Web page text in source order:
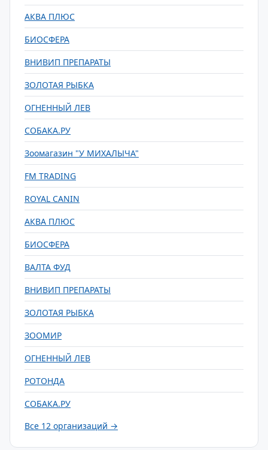
АКВА ПЛЮС
БИОСФЕРА
ВНИВИП ПРЕПАРАТЫ
ЗОЛОТАЯ РЫБКА
ОГНЕННЫЙ ЛЕВ
СОБАКА.РУ
Зоомагазин "У МИХАЛЫЧА"
FM TRADING
ROYAL CANIN
АКВА ПЛЮС
БИОСФЕРА
ВАЛТА ФУД
ВНИВИП ПРЕПАРАТЫ
ЗОЛОТАЯ РЫБКА
ЗООМИР
ОГНЕННЫЙ ЛЕВ
РОТОНДА
СОБАКА.РУ
Все 12 организаций →